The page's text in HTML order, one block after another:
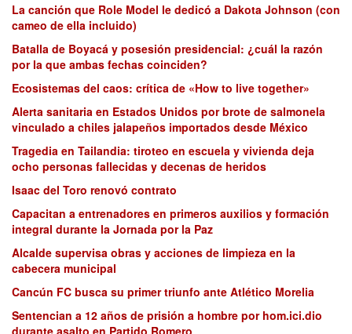
La canción que Role Model le dedicó a Dakota Johnson (con
cameo de ella incluido)
Batalla de Boyacá y posesión presidencial: ¿cuál la razón
por la que ambas fechas coinciden?
Ecosistemas del caos: crítica de «How to live together»
Alerta sanitaria en Estados Unidos por brote de salmonela
vinculado a chiles jalapeños importados desde México
Tragedia en Tailandia: tiroteo en escuela y vivienda deja
ocho personas fallecidas y decenas de heridos
Isaac del Toro renovó contrato
Capacitan a entrenadores en primeros auxilios y formación
integral durante la Jornada por la Paz
Alcalde supervisa obras y acciones de limpieza en la
cabecera municipal
Cancún FC busca su primer triunfo ante Atlético Morelia
Sentencian a 12 años de prisión a hombre por hom.ici.dio
durante asalto en Partido Romero